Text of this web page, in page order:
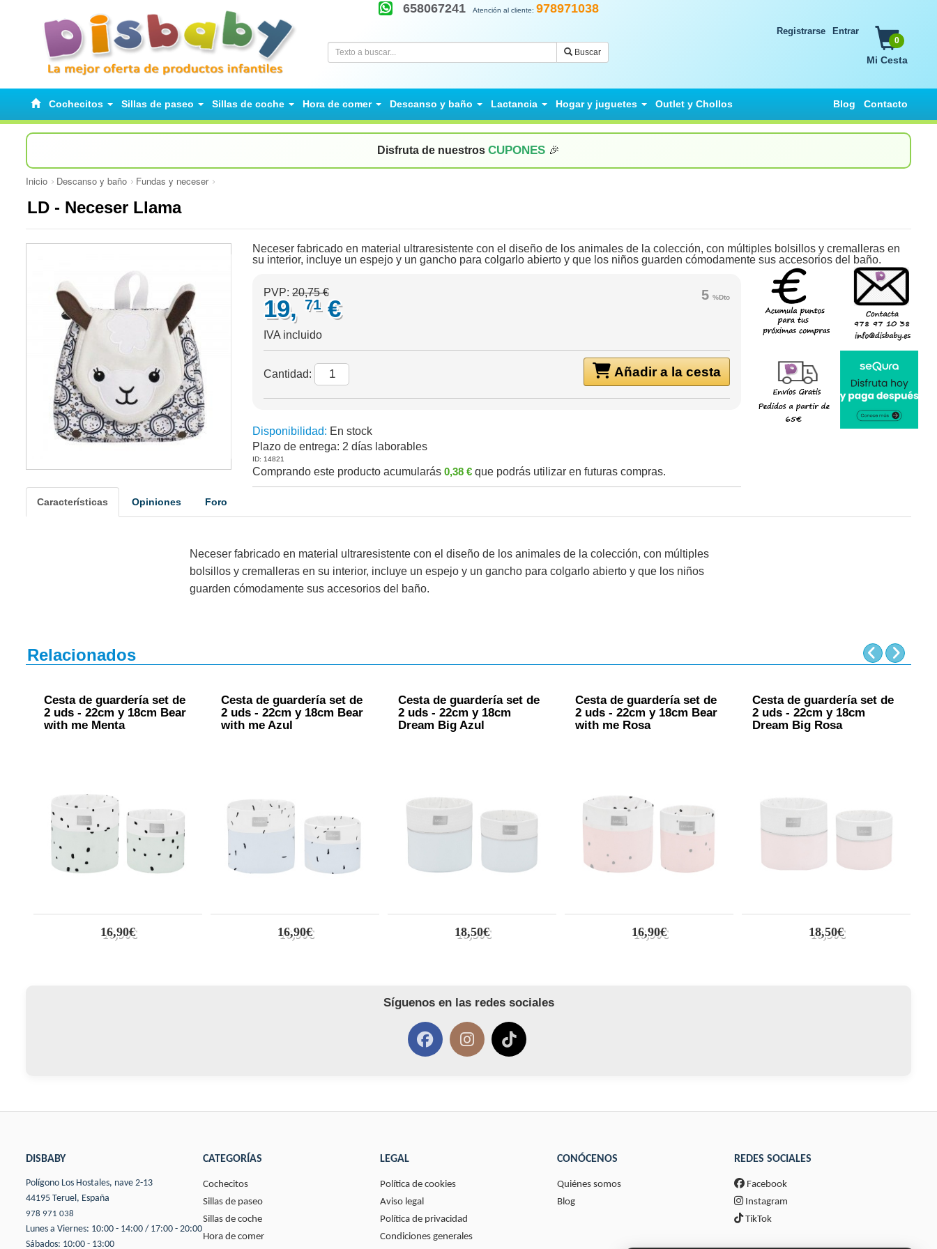
Atención al cliente: 978971038
658067241
Buscar
0
Mi Cesta
Registrarse Entrar
Cochecitos Sillas de paseo Sillas de coche Hora de comer Descanso y baño Lactancia Hogar y juguetes Outlet y Chollos Contacto
Blog
Disfruta de nuestros CUPONES 🎉
Inicio Descanso y baño Fundas y neceser
LD - Neceser Llama
Neceser fabricado en material ultraresistente con el diseño de los animales de la colección, con múltiples bolsillos y cremalleras en
su interior, incluye un espejo y un gancho para colgarlo abierto y que los niños guarden cómodamente sus accesorios del baño.
5 %Dto
PVP: 20,75 €
19, 71 €
IVA incluido
Añadir a la cesta
Cantidad:
Disponibilidad: En stock
Plazo de entrega: 2 días laborables
ID: 14821
Comprando este producto acumularás 0,38 € que podrás utilizar en futuras compras.
Características Opiniones Foro
Neceser fabricado en material ultraresistente con el diseño de los animales de la colección, con múltiples
bolsillos y cremalleras en su interior, incluye un espejo y un gancho para colgarlo abierto y que los niños
guarden cómodamente sus accesorios del baño.
Relacionados
Cesta de guardería set de
2 uds - 22cm y 18cm Bear
with me Menta
16,90€
Cesta de guardería set de
2 uds - 22cm y 18cm Bear
with me Azul
16,90€
Cesta de guardería set de
2 uds - 22cm y 18cm
Dream Big Azul
18,50€
Cesta de guardería set de
2 uds - 22cm y 18cm Bear
with me Rosa
16,90€
Cesta de guardería set de
2 uds - 22cm y 18cm
Dream Big Rosa
18,50€
Síguenos en las redes sociales
DISBABY
Polígono Los Hostales, nave 2-13
44195 Teruel, España
978 971 038
Lunes a Viernes: 10:00 - 14:00 / 17:00 - 20:00
Sábados: 10:00 - 13:00
CATEGORÍAS
Cochecitos
Sillas de paseo
Sillas de coche
Hora de comer
LEGAL
Política de cookies
Aviso legal
Política de privacidad
Condiciones generales
CONÓCENOS
Quiénes somos
Blog
REDES SOCIALES
Facebook
Instagram
TikTok